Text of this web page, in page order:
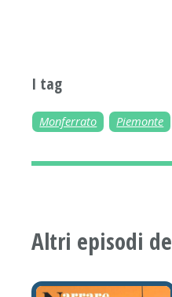
I tag
Monferrato Piemonte
Altri episodi